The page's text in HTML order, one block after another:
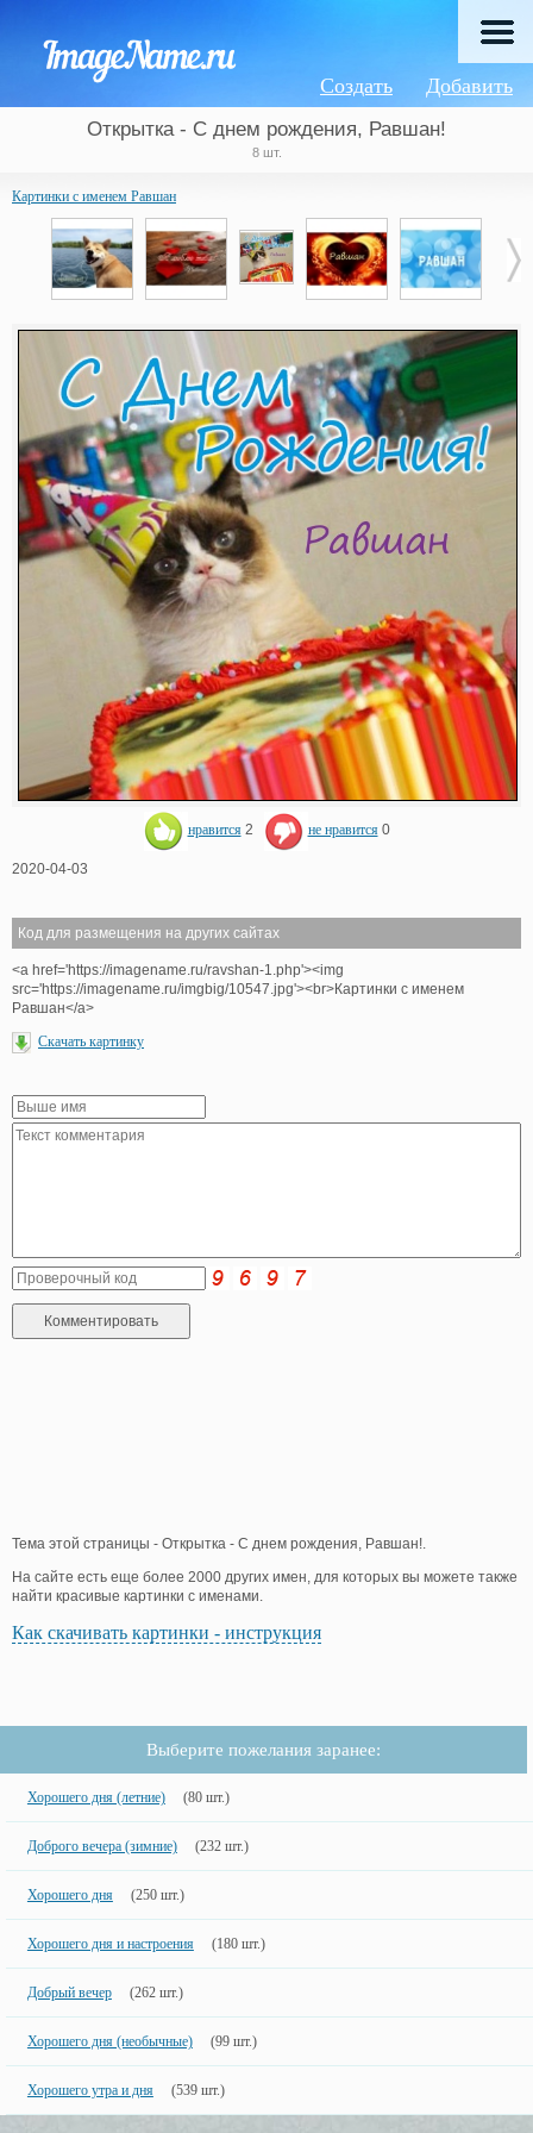
Добавить
Создать
Открытка - С днем рождения, Равшан!
8 шт.
Картинки с именем Равшан
нравится 2 не нравится 0
2020-04-03
Код для размещения на других сайтах
<a href='https://imagename.ru/ravshan-1.php'><img
src='https://imagename.ru/imgbig/10547.jpg'><br>Картинки с именем
Равшан</a>
Скачать картинку
Тема этой страницы - Открытка - С днем рождения, Равшан!.
На сайте есть еще более 2000 других имен, для которых вы можете также
найти красивые картинки с именами.
Как скачивать картинки - инструкция
Выберите пожелания заранее:
Хорошего дня (летние) (80 шт.)
Доброго вечера (зимние) (232 шт.)
Хорошего дня (250 шт.)
Хорошего дня и настроения (180 шт.)
Добрый вечер (262 шт.)
Хорошего дня (необычные) (99 шт.)
Хорошего утра и дня (539 шт.)